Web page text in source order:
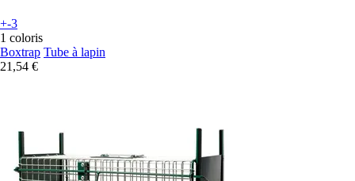
+-3
1 coloris
Boxtrap Tube à lapin
21,54 €